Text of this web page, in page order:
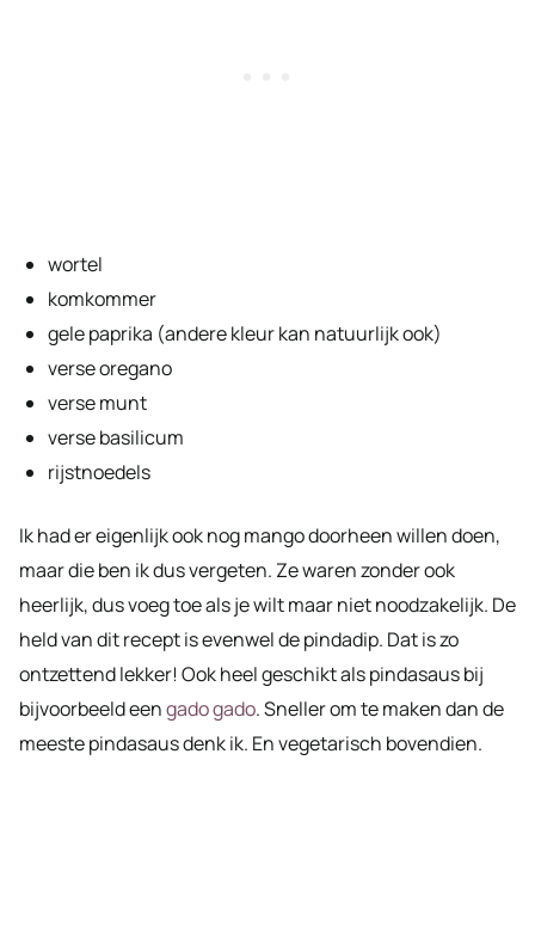
wortel
komkommer
gele paprika (andere kleur kan natuurlijk ook)
verse oregano
verse munt
verse basilicum
rijstnoedels
Ik had er eigenlijk ook nog mango doorheen willen doen,
maar die ben ik dus vergeten. Ze waren zonder ook
heerlijk, dus voeg toe als je wilt maar niet noodzakelijk. De
held van dit recept is evenwel de pindadip. Dat is zo
ontzettend lekker! Ook heel geschikt als pindasaus bij
bijvoorbeeld eengado gado. Sneller om te maken dan de
meeste pindasaus denk ik. En vegetarisch bovendien.